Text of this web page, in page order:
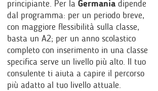
principiante. Per la Germania dipende
dal programma: per un periodo breve,
con maggiore flessibilità sulla classe,
basta un A2; per un anno scolastico
completo con inserimento in una classe
specifica serve un livello più alto. Il tuo
consulente ti aiuta a capire il percorso
più adatto al tuo livello attuale.